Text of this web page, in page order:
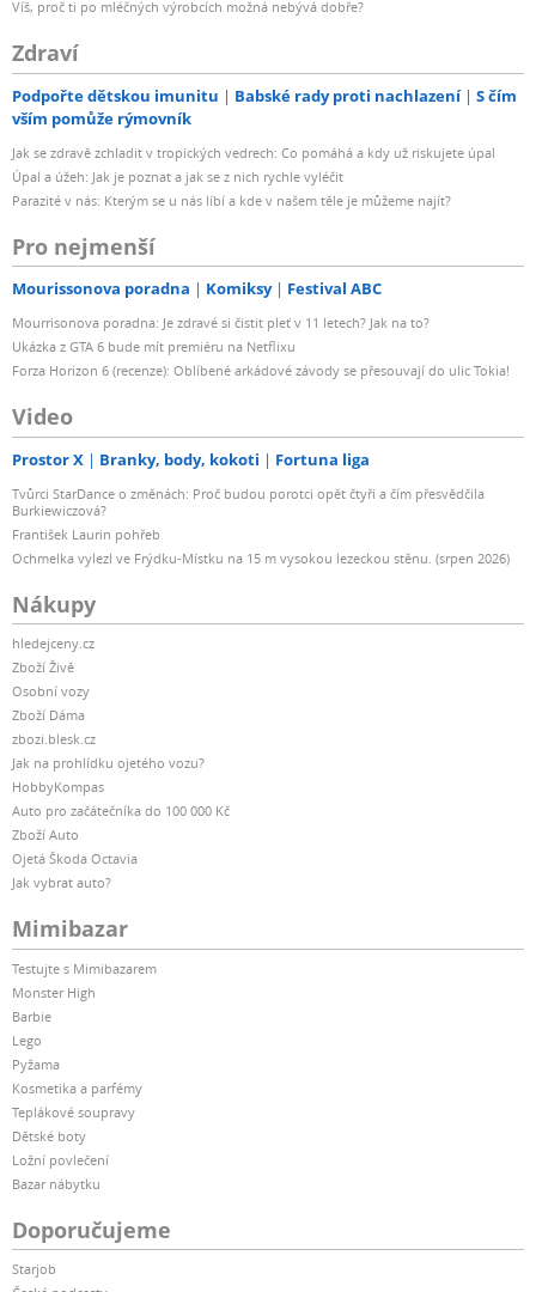
Víš, proč ti po mléčných výrobcích možná nebývá dobře?
Zdraví
Podpořte dětskou imunitu Babské rady proti nachlazení
S čím
vším pomůže rýmovník
Jak se zdravě zchladit v tropických vedrech: Co pomáhá a kdy už riskujete úpal
Úpal a úžeh: Jak je poznat a jak se z nich rychle vyléčit
Parazité v nás: Kterým se u nás líbí a kde v našem těle je můžeme najít?
Pro nejmenší
Mourissonova poradna Komiksy Festival ABC
Mourrisonova poradna: Je zdravé si čistit pleť v 11 letech? Jak na to?
Ukázka z GTA 6 bude mít premiéru na Netflixu
Forza Horizon 6 (recenze): Oblíbené arkádové závody se přesouvají do ulic Tokia!
Video
Prostor X Branky, body, kokoti Fortuna liga
Tvůrci StarDance o změnách: Proč budou porotci opět čtyři a čím přesvědčila
Burkiewiczová?
František Laurin pohřeb
Ochmelka vylezl ve Frýdku-Místku na 15 m vysokou lezeckou stěnu. (srpen 2026)
Nákupy
hledejceny.cz
Zboží Živě
Osobní vozy
Zboží Dáma
zbozi.blesk.cz
Jak na prohlídku ojetého vozu?
HobbyKompas
Auto pro začátečníka do 100 000 Kč
Zboží Auto
Ojetá Škoda Octavia
Jak vybrat auto?
Mimibazar
Testujte s Mimibazarem
Monster High
Barbie
Lego
Pyžama
Kosmetika a parfémy
Teplákové soupravy
Dětské boty
Ložní povlečení
Bazar nábytku
Doporučujeme
Starjob